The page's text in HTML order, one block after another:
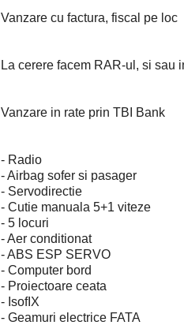
Vanzare cu factura, fiscal pe loc
La cerere facem RAR-ul, si sau
Vanzare in rate prin TBI Bank
- Radio
- Airbag sofer si pasager
- Servodirectie
- Cutie manuala 5+1 viteze
- 5 locuri
- Aer conditionat
- ABS ESP SERVO
- Computer bord
- Proiectoare ceata
- IsofIX
- Geamuri electrice FATA